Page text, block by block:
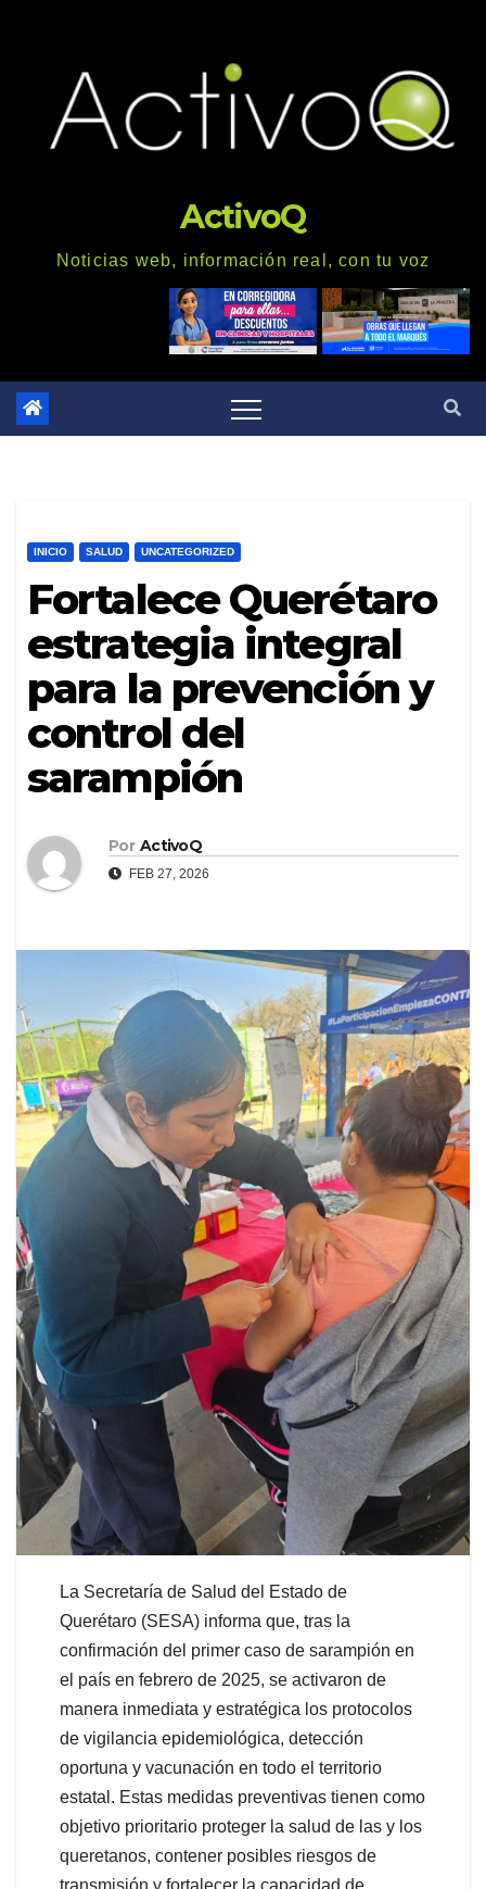
ActivoQ
Noticias web, información real, con tu voz
INICIO SALUD UNCATEGORIZED
Fortalece Querétaro
estrategia integral
para la prevención y
control del
sarampión
Por ActivoQ
FEB 27, 2026
La Secretaría de Salud del Estado de
Querétaro (SESA) informa que, tras la
confirmación del primer caso de sarampión en
el país en febrero de 2025, se activaron de
manera inmediata y estratégica los protocolos
de vigilancia epidemiológica, detección
oportuna y vacunación en todo el territorio
estatal. Estas medidas preventivas tienen como
objetivo prioritario proteger la salud de las y los
queretanos, contener posibles riesgos de
transmisión y fortalecer la capacidad de